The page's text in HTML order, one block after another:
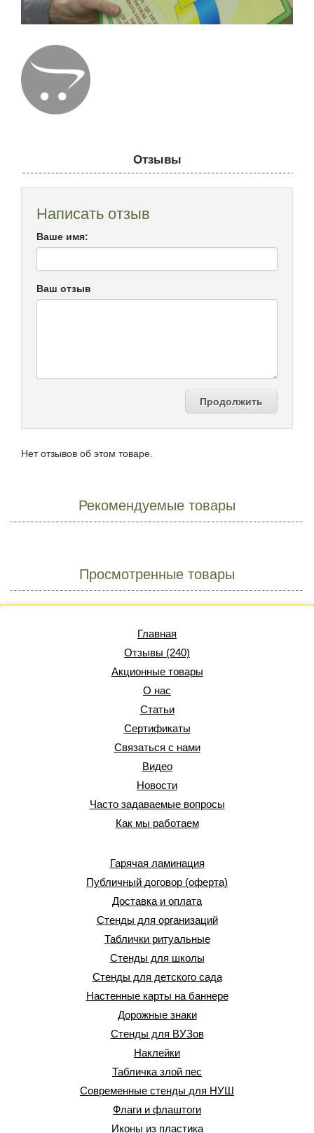
Отзывы
Написать отзыв
Ваше имя:
Ваш отзыв
Продолжить
Нет отзывов об этом товаре.
Рекомендуемые товары
Просмотренные товары
Главная
Отзывы (240)
Акционные товары
О нас
Статьи
Сертификаты
Связаться с нами
Видео
Новости
Часто задаваемые вопросы
Как мы работаем
Гарячая ламинация
Публичный договор (оферта)
Доставка и оплата
Стенды для организаций
Таблички ритуальные
Стенды для школы
Стенды для детского сада
Настенные карты на баннере
Дорожные знаки
Стенды для ВУЗов
Наклейки
Табличка злой пес
Современные стенды для НУШ
Флаги и флаштоги
Иконы из пластика